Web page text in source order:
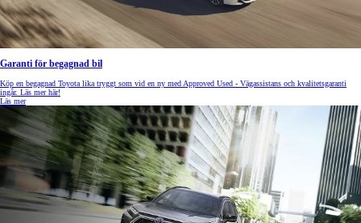
Garanti för begagnad bil
Köp en begagnad Toyota lika tryggt som vid en ny med Approved Used - Vägassistans och kvalitetsgaranti
ingår. Läs mer här!
Läs mer